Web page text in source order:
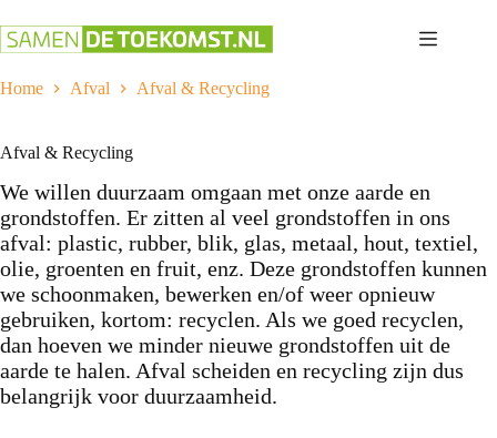
naar
de
Home
Afval Afval & Recycling
Afval & Recycling
We willen duurzaam omgaan met onze aarde en
grondstoffen. Er zitten al veel grondstoffen in ons
afval: plastic, rubber, blik, glas, metaal, hout, textiel,
olie, groenten en fruit, enz. Deze grondstoffen kunnen
we schoonmaken, bewerken en/of weer opnieuw
gebruiken, kortom: recyclen. Als we goed recyclen,
dan hoeven we minder nieuwe grondstoffen uit de
aarde te halen. Afval scheiden en recycling zijn dus
belangrijk voor duurzaamheid.